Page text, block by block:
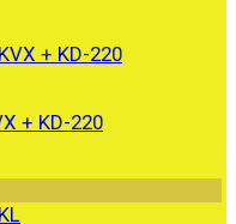
+ KD-220